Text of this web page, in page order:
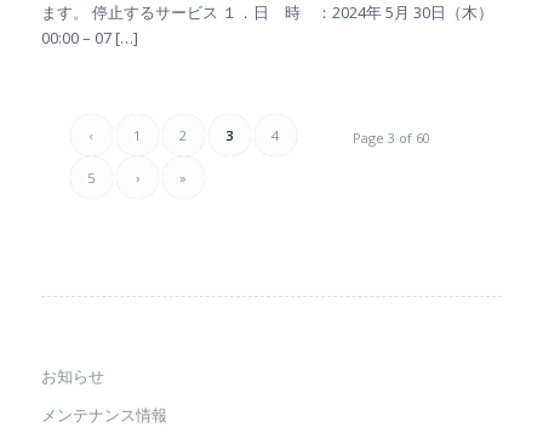
ます。 停止するサービス １．日 時 ：2024年 5月 30日（木）
00:00 – 07 […]
Page 3 of 60
‹ 1 2 3 4
5 › »
お知らせ
メンテナンス情報